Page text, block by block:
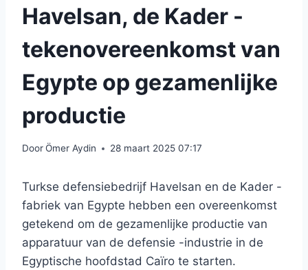
Havelsan, de Kader -
tekenovereenkomst van
Egypte op gezamenlijke
productie
DoorÖmer Aydin 28 maart 2025 07:17
Turkse defensiebedrijf Havelsan en de Kader -
fabriek van Egypte hebben een overeenkomst
getekend om de gezamenlijke productie van
apparatuur van de defensie -industrie in de
Egyptische hoofdstad Caïro te starten.